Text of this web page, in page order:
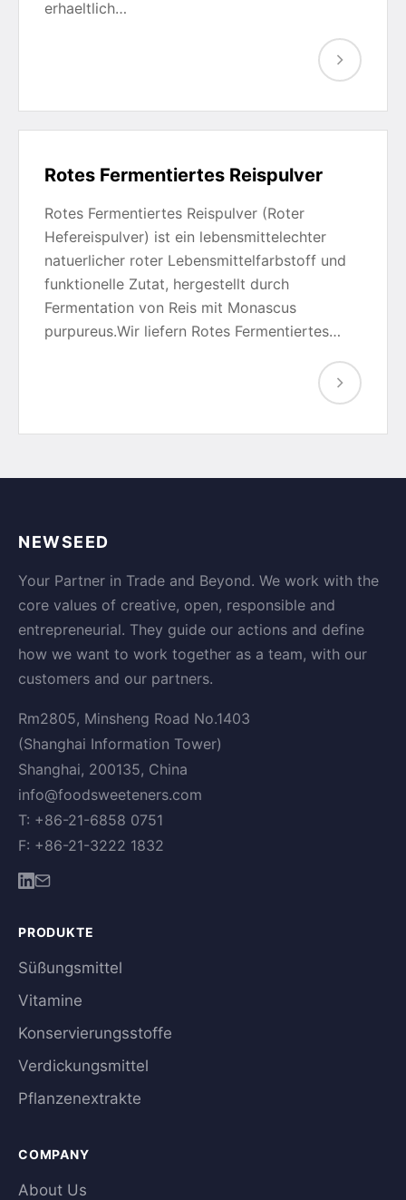
erhaeltlich…
Rotes Fermentiertes Reispulver
Rotes Fermentiertes Reispulver (Roter
Hefereispulver) ist ein lebensmittelechter
natuerlicher roter Lebensmittelfarbstoff und
funktionelle Zutat, hergestellt durch
Fermentation von Reis mit Monascus
purpureus.Wir liefern Rotes Fermentiertes…
NEWSEED
Your Partner in Trade and Beyond. We work with the
core values of creative, open, responsible and
entrepreneurial. They guide our actions and define
how we want to work together as a team, with our
customers and our partners.
Rm2805, Minsheng Road No.1403
(Shanghai Information Tower)
Shanghai, 200135, China
info@foodsweeteners.com
T: +86-21-6858 0751
F: +86-21-3222 1832
PRODUKTE
Süßungsmittel
Vitamine
Konservierungsstoffe
Verdickungsmittel
Pflanzenextrakte
COMPANY
About Us